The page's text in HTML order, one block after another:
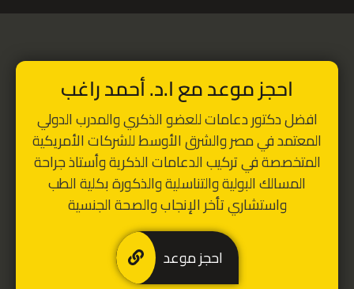
احجز موعد مع ا.د. أحمد راغب
افضل دكتور دعامات للعضو الذكريوالمدرب الدولي
المعتمد في مصر والشرق الأوسط للشركات الأمريكية
المتخصصة في تركيب الدعامات الذكريةوأستاذ جراحة
المسالك البولية والتناسلية والذكورة بكلية الطب
واستشاري تأخر الإنجاب والصحة الجنسية
احجز موعد